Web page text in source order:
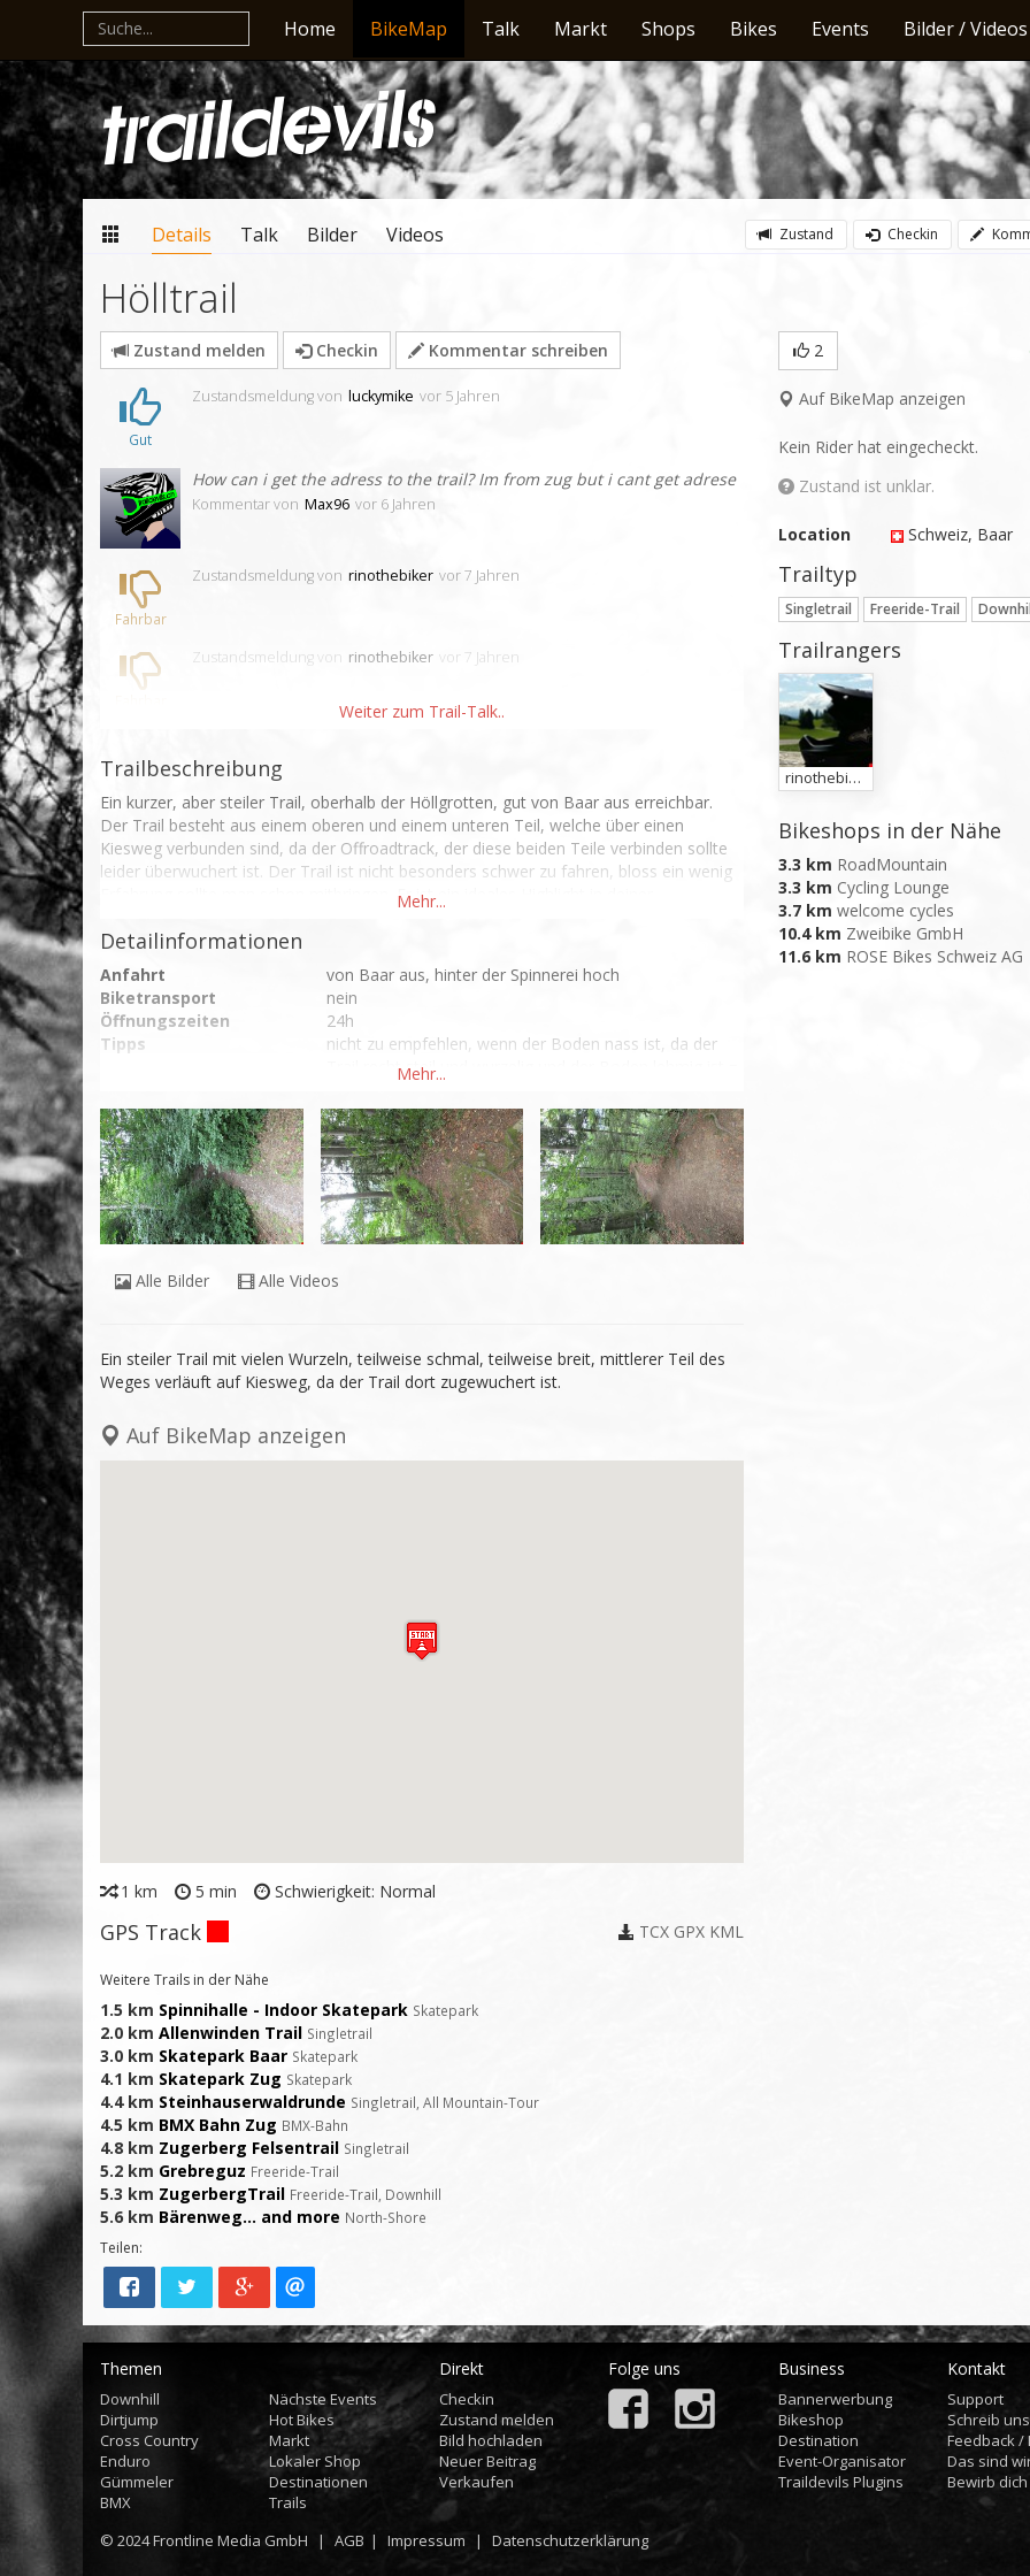
Home BikeMap Talk Markt Shops Bikes Events Bilder / Videos
Details Talk Bilder Videos Zustand Checkin
Hölltrail
2
Auf BikeMap anzeigen
Kein Rider hat eingecheckt.
Zustand ist unklar.
Location Schweiz, Baar
Trailtyp
Singletrail Freeride-Trail
Trailrangers
rinothebiker
Bikeshops in der Nähe
3.3 km RoadMountain
3.3 km Cycling Lounge
3.7 km welcome cycles
10.4 km Zweibike GmbH
11.6 km ROSE Bikes Schweiz AG
Zustand melden Checkin Kommentar schreiben
Gut
Zustandsmeldungvon luckymike vor 5 Jahren
How can i get the adress to the trail? Im from zug but i cant get adrese
Kommentarvon Max96 vor 6 Jahren
Fahrbar
Zustandsmeldungvon rinothebiker vor 7 Jahren
Zustandsmeldungvon rinothebiker vor 7 Jahren
Trailbeschreibung
Ein kurzer, aber steiler Trail, oberhalb der Höllgrotten, gut von Baar aus erreichbar.
Der Trail besteht aus einem oberen und einem unteren Teil, welche über einen
Kiesweg verbunden sind, da der Offroadtrack, der diese beiden Teile verbinden sollte
leider überwuchert ist. Der Trail ist nicht besonders schwer zu fahren, bloss ein wenig
Erfahrung sollte man schon mitbringen. Er ist ein ideales Highlight in deiner
Detailinformationen
Anfahrt
von Baar aus, hinter der Spinnerei hoch
Biketransport
nein
Öffnungszeiten
24h
Tipps
nicht zu empfehlen, wenn der Boden nass ist, da der
Trail recht steil und wurzelig und der Boden lehmig ist =
Alle Bilder Alle Videos
Ein steiler Trail mit vielen Wurzeln, teilweise schmal, teilweise breit, mittlerer Teil des
Weges verläuft auf Kiesweg, da der Trail dort zugewuchert ist.
Auf BikeMap anzeigen
1 km 5 min Schwierigkeit: Normal
GPS Track TCX GPX KML
Weitere Trails in der Nähe
1.5 km Spinnihalle - Indoor Skatepark Skatepark
2.0 km Allenwinden Trail Singletrail
3.0 km Skatepark Baar Skatepark
4.1 km Skatepark Zug Skatepark
4.4 km Steinhauserwaldrunde Singletrail, All Mountain-Tour
4.5 km BMX Bahn Zug BMX-Bahn
4.8 km Zugerberg Felsentrail Singletrail
5.2 km Grebreguz Freeride-Trail
5.3 km ZugerbergTrail Freeride-Trail, Downhill
5.6 km Bärenweg... and more North-Shore
Teilen:
Themen
Downhill
Dirtjump
Cross Country
Enduro
Gümmeler
BMX
Nächste Events
Hot Bikes
Markt
Lokaler Shop
Destinationen
Trails
Direkt
Checkin
Zustand melden
Bild hochladen
Neuer Beitrag
Verkaufen
Folge uns Business
Bannerwerbung
Bikeshop
Destination
Event-Organisator
Traildevils Plugins
Kontakt
Support
Schreib uns
Feedback /
Das sind
Bewirb dich
© 2024Frontline Media GmbH | AGB | Impressum | Datenschutzerklärung